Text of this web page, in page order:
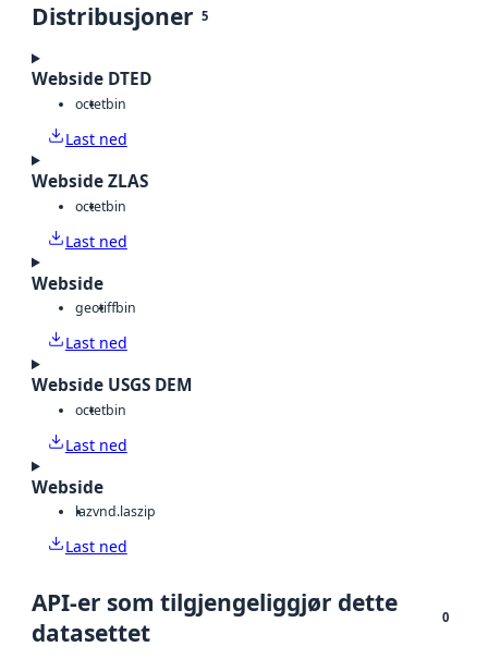
Distribusjoner 5
Webside DTED
octetbin
Last ned
Webside ZLAS
octetbin
Last ned
Webside
geotiffbin
Last ned
Webside USGS DEM
octetbin
Last ned
Webside
lazvnd.laszip
Last ned
API-er som tilgjengeliggjør dette
datasettet
0